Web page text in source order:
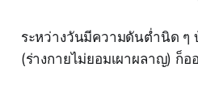
ระหว่างวันมีความดันต่ำนิด ๆ
(ร่างกายไม่ยอมเผาผลาญ) ก็อ